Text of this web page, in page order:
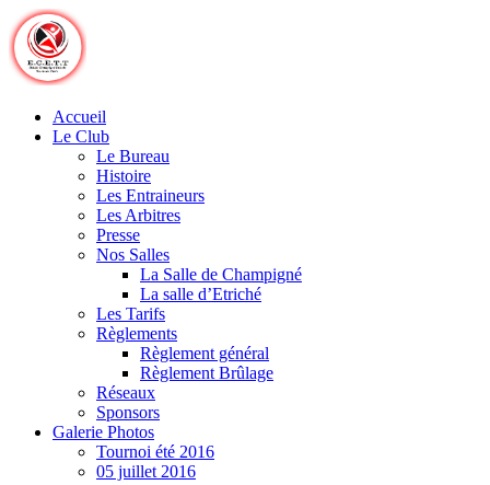
Skip
to
content
Accueil
Le Club
Le Bureau
Histoire
Les Entraineurs
Les Arbitres
Presse
Nos Salles
La Salle de Champigné
La salle d’Etriché
Les Tarifs
Règlements
Règlement général
Règlement Brûlage
Réseaux
Sponsors
Galerie Photos
Tournoi été 2016
05 juillet 2016